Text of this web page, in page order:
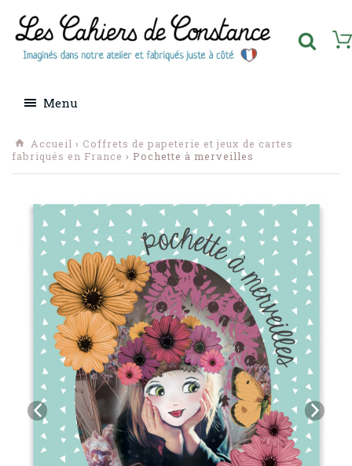
Menu
Accueil › Coffrets de papeterie et jeux de cartes
fabriqués en France › Pochette à merveilles